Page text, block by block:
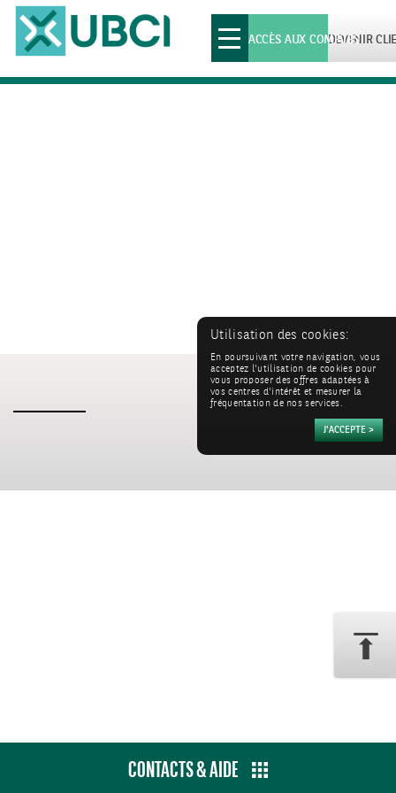
Toggle
navigationDEVENIR
ACCÈS AUX COMPTES
CONTACTS & AIDE
Utilisation des cookies:
En poursuivant votre navigation, vous
acceptez l'utilisation de cookies pour
vous proposer des offres adaptées à
vos centres d'intérêt et mesurer la
fréquentation de nos services.